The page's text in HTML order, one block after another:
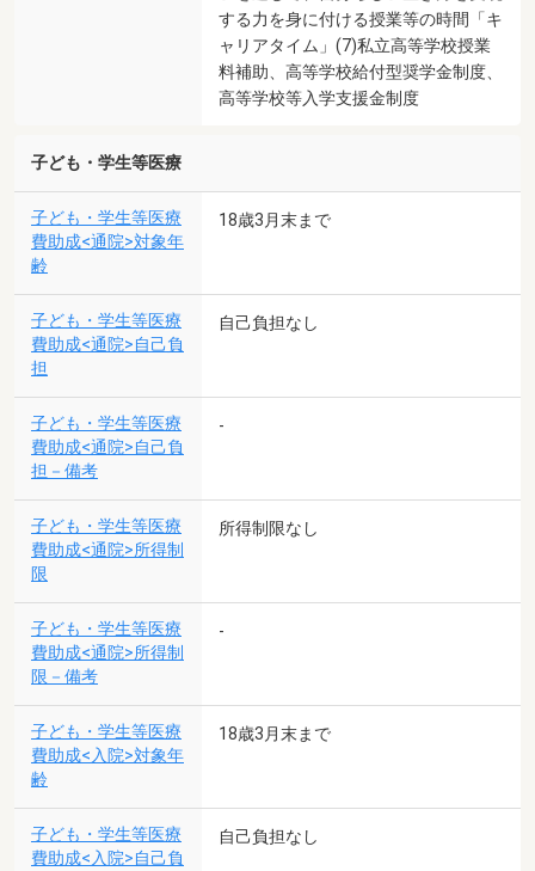
する力を身に付ける授業等の時間「キ
ャリアタイム」(7)私立高等学校授業
料補助、高等学校給付型奨学金制度、
高等学校等入学支援金制度
子ども・学生等医療
子ども・学生等医療
費助成<通院>対象年
齢
18歳3月末まで
子ども・学生等医療
費助成<通院>自己負
担
自己負担なし
子ども・学生等医療
費助成<通院>自己負
担－備考
-
子ども・学生等医療
費助成<通院>所得制
限
所得制限なし
子ども・学生等医療
費助成<通院>所得制
限－備考
-
子ども・学生等医療
費助成<入院>対象年
齢
18歳3月末まで
子ども・学生等医療
費助成<入院>自己負
自己負担なし